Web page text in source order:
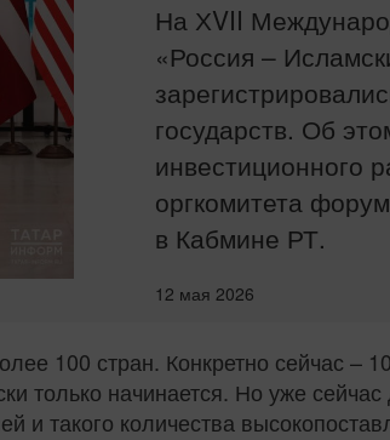
На ХVII
«Россия –
государств. Об
инвестиционного
оргкомитета
в Кабмине РТ.
12 мая 2026
100 стран. Конкретно сейчас –
только начинается. Но уже
и такого количества